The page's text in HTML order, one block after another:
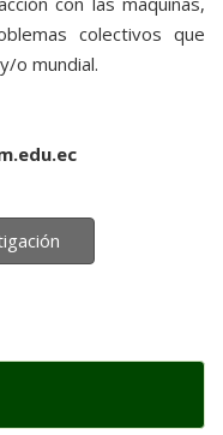
colectivos que
o mundial.